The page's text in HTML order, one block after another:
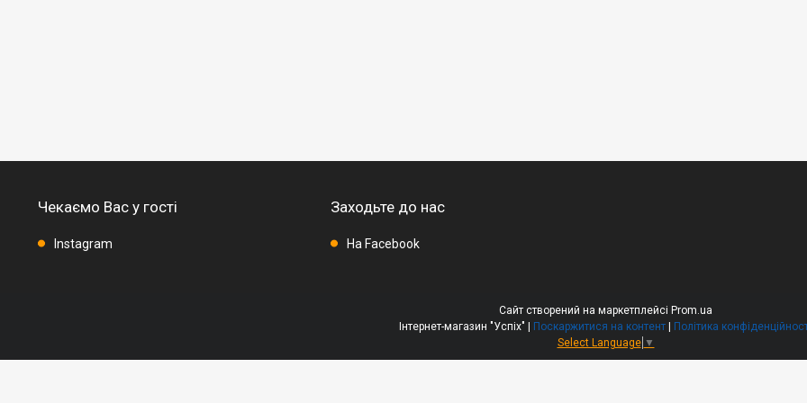
Чекаємо Вас у гості
Instagram
Заходьте до нас
На Facebook
Сайт створений на маркетплейсі Prom.ua
Інтернет-магазин "Успіх" | Поскаржитися на контент | Політика
Select Language ▼